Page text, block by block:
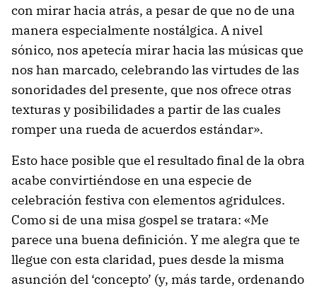
con mirar hacia atrás, a pesar de que no de una
manera especialmente nostálgica. A nivel
sónico, nos apetecía mirar hacia las músicas que
nos han marcado, celebrando las virtudes de las
sonoridades del presente, que nos ofrece otras
texturas y posibilidades a partir de las cuales
romper una rueda de acuerdos estándar».
Esto hace posible que el resultado final de la obra
acabe convirtiéndose en una especie de
celebración festiva con elementos agridulces.
Como si de una misa gospel se tratara: «Me
parece una buena definición. Y me alegra que te
llegue con esta claridad, pues desde la misma
asunción del ‘concepto’ (y, más tarde, ordenando